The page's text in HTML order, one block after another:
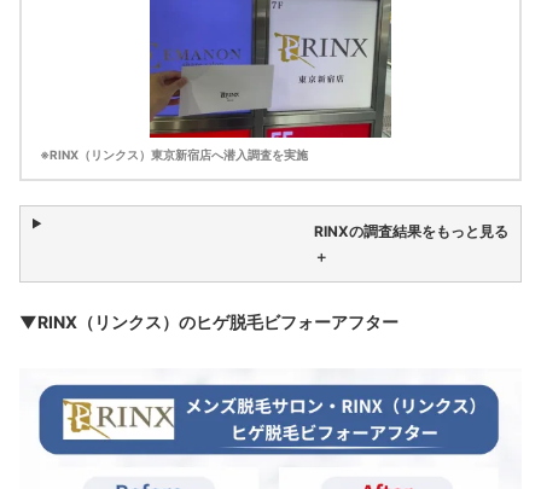
※RINX（リンクス）東京新宿店へ潜入調査を実施
RINXの調査結果をもっと見る
＋
▼RINX（リンクス）のヒゲ脱毛ビフォーアフター